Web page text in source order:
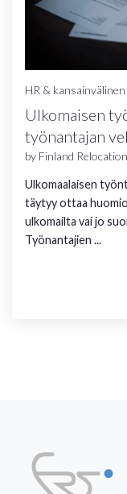
HR &
Ulkomaisen
työnantajan
by Finland
Ulkomaalaisen
täytyy ottaa
ulkomailta vai jo
Työnantajien ...